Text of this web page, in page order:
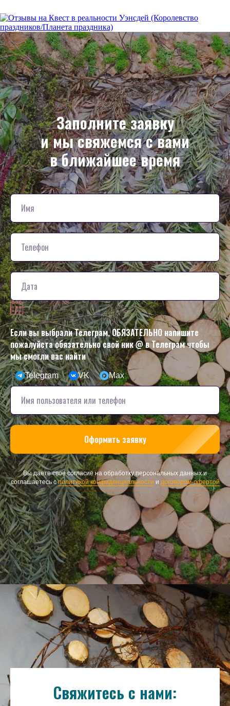
Заполните заявку
и мы свяжемся с вами
в ближайшее время
Если вы выбрали Телеграм, ОБЯЗАТЕЛЬНО напишите
пожалуйста обязательно свой ник @ в Телеграм чтобы
мы смогли вас найти
Telegram VK Max
Оформить заявку
Вы даете свое согласие на обработку персональных данных и
соглашаетесь сполитикой конфиденциальности и договором-офертой
Свяжитесь с нами: